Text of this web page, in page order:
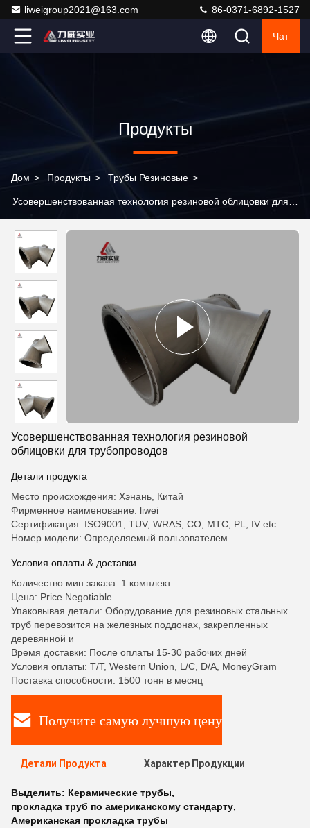
liweigroup2021@163.com 86-0371-6892-1527
Чат
Продукты
Дом > Продукты > Трубы Резиновые >
Усовершенствованная технология резиновой облицовки для
Усовершенствованная технология резиновой
облицовки для трубопроводов
Детали продукта
Место происхождения: Хэнань, Китай
Фирменное наименование: liwei
Сертификация: ISO9001, TUV, WRAS, CO, MTC, PL, IV etc
Номер модели: Определяемый пользователем
Условия оплаты & доставки
Количество мин заказа: 1 комплект
Цена: Price Negotiable
Упаковывая детали: Оборудование для резиновых стальных
труб перевозится на железных поддонах, закрепленных
деревянной и
Время доставки: После оплаты 15-30 рабочих дней
Условия оплаты: T/T, Western Union, L/C, D/A, MoneyGram
Поставка способности: 1500 тонн в месяц
Получите самую лучшую цену
Детали Продукта Характер Продукции
Выделить: Керамические трубы,
прокладка труб по американскому стандарту,
Американская прокладка трубы